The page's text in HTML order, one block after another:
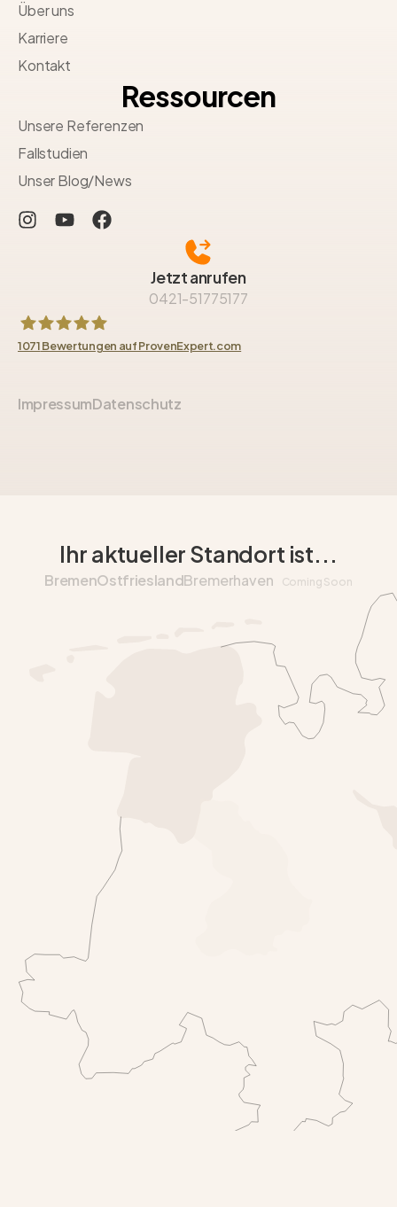
1071Bewertungen auf ProvenExpert.com
Jetzt anrufen
0421-51775177
Über uns
Karriere
Kontakt
Ressourcen
Unsere Referenzen
Fallstudien
Unser Blog/News
ImpressumDatenschutz
Ihr aktueller Standort ist...
BremenOstfrieslandBremerhaven Coming Soon